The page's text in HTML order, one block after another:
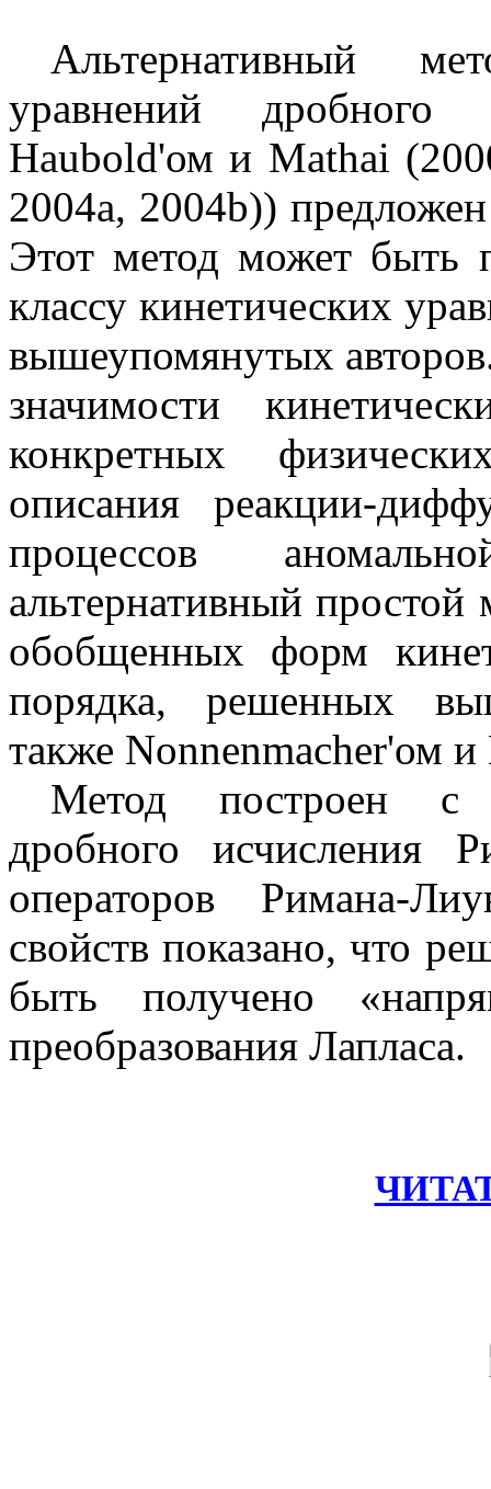
Альтернативный
уравнений
Haubold'ом и Mathai
2004а, 2004b))
Этот метод может быть
классу кинетических
вышеупомянутых
значимости
конкретных
описания реакции-
процессов
альтернативный
обобщенных форм
порядка, решенных
также Nonnenmacher'ом
Метод построен с
дробного исчисления
операторов Римана-
свойств показано, что
быть получено
преобразования Лапласа.